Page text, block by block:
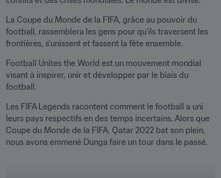
La Coupe du Monde de la FIFA, grâce au pouvoir du
football, rassemblera les gens pour qu'ils traversent les
frontières, s'unissent et fassent la fête ensemble.
Football Unites the World est un mouvement mondial
visant à inspirer, unir et développer par le biais du
football.
Les FIFA Legends racontent comment le football a uni
leurs pays respectifs en des temps incertains. Alors que
Coupe du Monde de la FIFA, Qatar 2022 bat son plein,
nous avons emmené Dunga faire un tour dans le passé.